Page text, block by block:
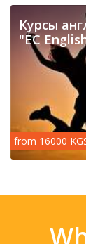
Курсы
"EC
from 16000